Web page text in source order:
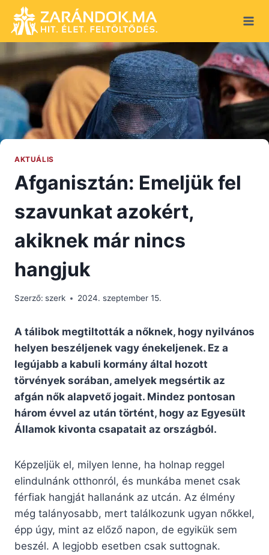
content
AKTUÁLIS
Afganisztán: Emeljük fel
szavunkat azokért,
akiknek már nincs
hangjuk
Szerző: szerk 2024. szeptember 15.
A tálibok megtiltották a nőknek, hogy nyilvános
helyen beszéljenek vagy énekeljenek. Ez a
legújabb a kabuli kormány által hozott
törvények sorában, amelyek megsértik az
afgán nők alapvető jogait. Mindez pontosan
három évvel az után történt, hogy az Egyesült
Államok kivonta csapatait az országból.
Képzeljük el, milyen lenne, ha holnap reggel
elindulnánk otthonról, és munkába menet csak
férfiak hangját hallanánk az utcán. Az élmény
még talányosabb, mert találkozunk ugyan nőkkel,
épp úgy, mint az előző napon, de egyikük sem
beszél. A legjobb esetben csak suttognak.